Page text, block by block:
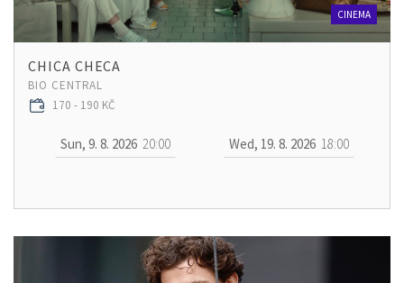
CINEMA
CHICA CHECA
BIO CENTRAL
170 - 190 KČ
Sun, 9. 8. 2026 20:00 Wed, 19. 8. 2026 18:00